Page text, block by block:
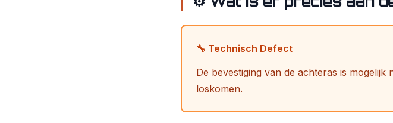
🔧 Technisch Defect
De bevestiging van de achteras is
loskomen.